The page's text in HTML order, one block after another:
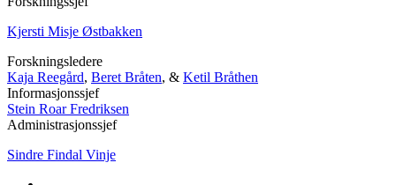
Kjersti Misje Østbakken
Forskningsledere
Kaja Reegård, Beret Bråten, & Ketil Bråthen
Informasjonssjef
Stein Roar Fredriksen
Administrasjonssjef
Sindre Findal Vinje